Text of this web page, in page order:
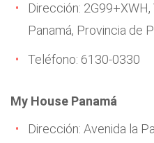
Dirección: 2G99+XWH,
Panamá, Provincia de
Teléfono: 6130-0330
My House Panamá
Dirección: Avenida la